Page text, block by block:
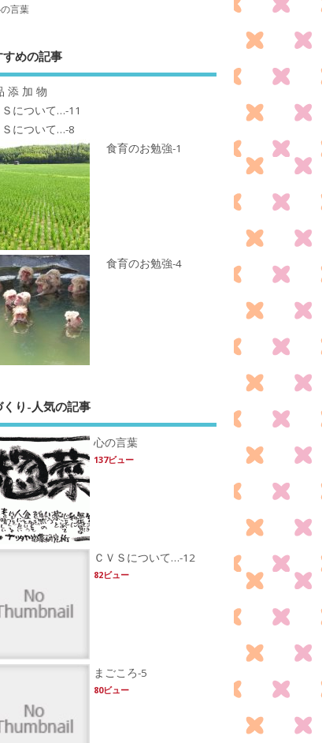
言葉
すめの記事
添 加 物
Ｓについて…-11
Ｓについて…-8
食育のお勉強-1
食育のお勉強-4
くり-人気の記事
心の言葉
137ビュー
ＣＶＳについて…-12
82ビュー
まごころ-5
80ビュー